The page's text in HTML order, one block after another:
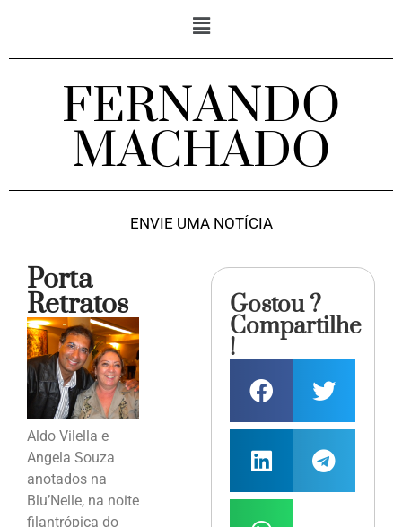
FERNANDO
MACHADO
ENVIE UMA NOTÍCIA
Porta
Retratos
Aldo Vilella e
Angela Souza
anotados na
Blu’Nelle, na noite
filantrópica do
Gostou ?
Compartilhe
!